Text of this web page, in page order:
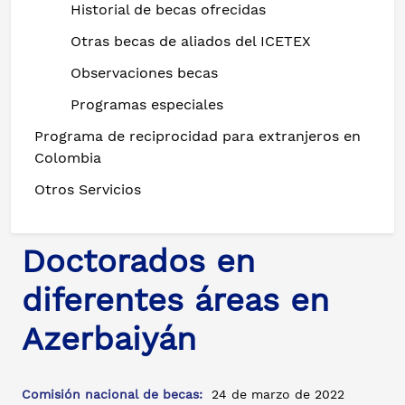
Historial de becas ofrecidas
Otras becas de aliados del ICETEX
Observaciones becas
Programas especiales
Programa de reciprocidad para extranjeros en
Colombia
Otros Servicios
Doctorados en
diferentes áreas en
Azerbaiyán
Comisión nacional de becas: 24 de marzo de 2022